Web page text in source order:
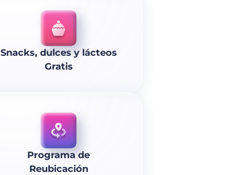
Snacks, dulces y lácteos
Gratis
Programa de
Reubicación